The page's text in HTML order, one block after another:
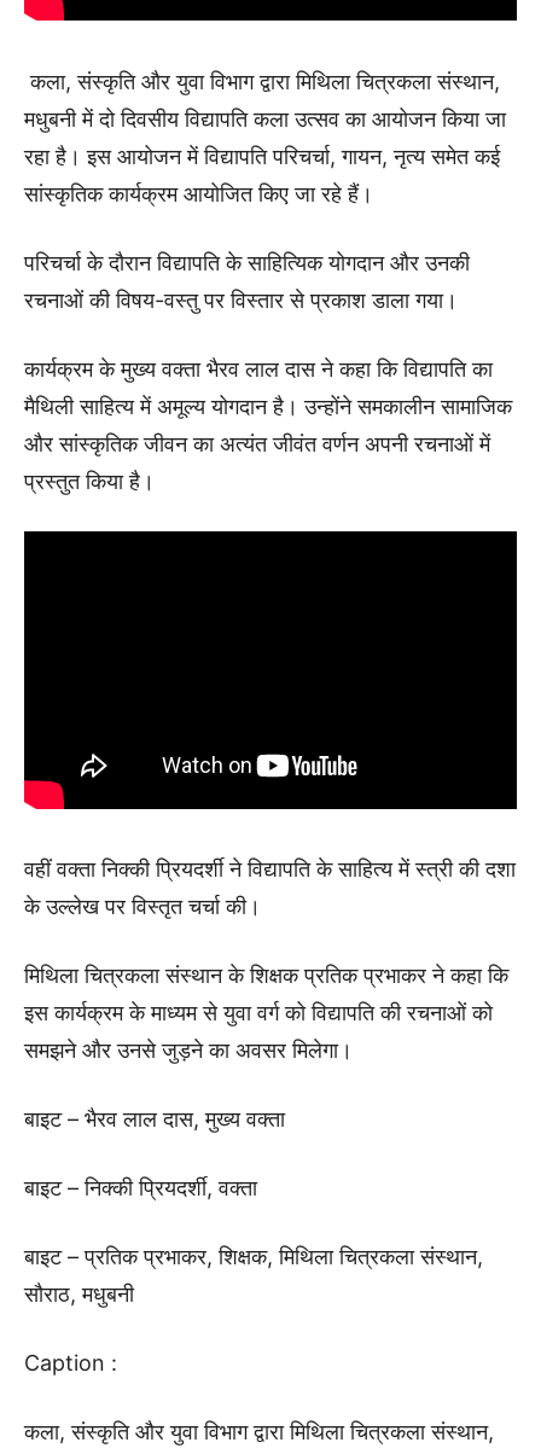
कला, संस्कृति और युवा विभाग द्वारा मिथिला चित्रकला संस्थान,
मधुबनी में दो दिवसीय विद्यापति कला उत्सव का आयोजन किया जा
रहा है। इस आयोजन में विद्यापति परिचर्चा, गायन, नृत्य समेत कई
सांस्कृतिक कार्यक्रम आयोजित किए जा रहे हैं।
परिचर्चा के दौरान विद्यापति के साहित्यिक योगदान और उनकी
रचनाओं की विषय-वस्तु पर विस्तार से प्रकाश डाला गया।
कार्यक्रम के मुख्य वक्ता भैरव लाल दास ने कहा कि विद्यापति का
मैथिली साहित्य में अमूल्य योगदान है। उन्होंने समकालीन सामाजिक
और सांस्कृतिक जीवन का अत्यंत जीवंत वर्णन अपनी रचनाओं में
प्रस्तुत किया है।
वहीं वक्ता निक्की प्रियदर्शी ने विद्यापति के साहित्य में स्त्री की दशा
के उल्लेख पर विस्तृत चर्चा की।
मिथिला चित्रकला संस्थान के शिक्षक प्रतिक प्रभाकर ने कहा कि
इस कार्यक्रम के माध्यम से युवा वर्ग को विद्यापति की रचनाओं को
समझने और उनसे जुड़ने का अवसर मिलेगा।
बाइट – भैरव लाल दास, मुख्य वक्ता
बाइट – निक्की प्रियदर्शी, वक्ता
बाइट – प्रतिक प्रभाकर, शिक्षक, मिथिला चित्रकला संस्थान,
सौराठ, मधुबनी
Caption :
कला, संस्कृति और युवा विभाग द्वारा मिथिला चित्रकला संस्थान,